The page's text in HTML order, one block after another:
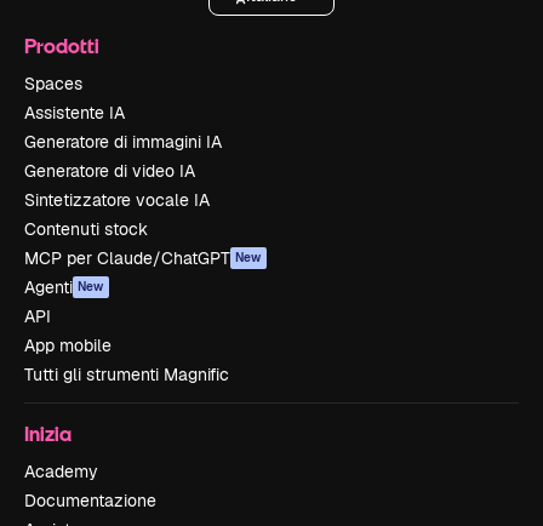
Prodotti
Spaces
Assistente IA
Generatore di immagini IA
Generatore di video IA
Sintetizzatore vocale IA
Contenuti stock
MCP per Claude/ChatGPT New
Agenti New
API
App mobile
Tutti gli strumenti Magnific
Inizia
Academy
Documentazione